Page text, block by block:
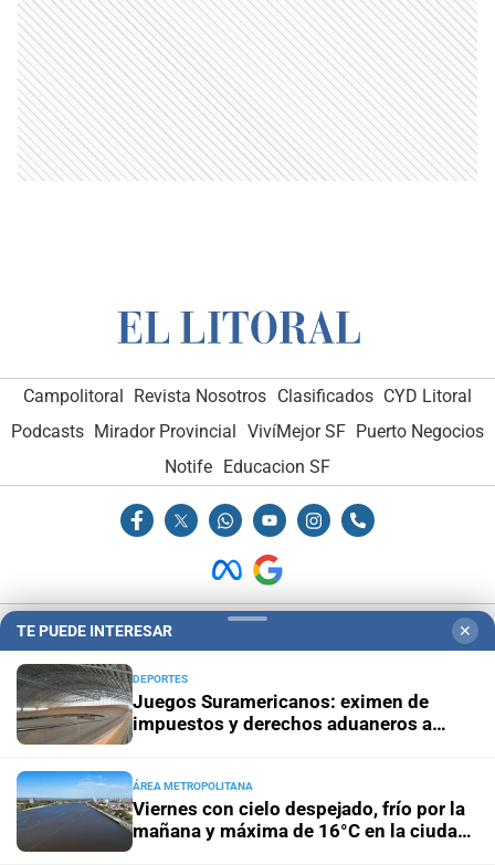
Campolitoral Revista Nosotros Clasificados CYD Litoral
Podcasts Mirador Provincial VivíMejor SF Puerto Negocios
Notife Educacion SF
Hemeroteca Digital (1930-1979) Receptorías de avisos-
Administración y Publicidad
Opcionales con El Litoral-MediaKit
TE PUEDE INTERESAR ✕
DEPORTES
Juegos Suramericanos: eximen de
impuestos y derechos aduaneros a
ÁREA METROPOLITANA
Viernes con cielo despejado, frío por la
mañana y máxima de 16°C en la ciudad